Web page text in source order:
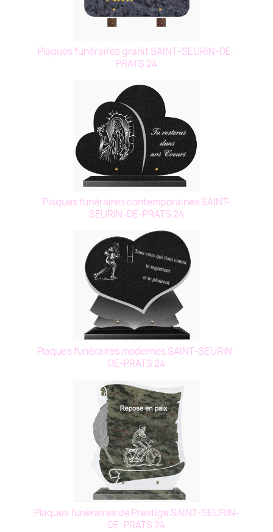
Plaques funéraires granit SAINT-SEURIN-DE-
PRATS 24
Plaques funéraires contemporaines SAINT-
SEURIN-DE-PRATS 24
Plaques funéraires modernes SAINT-SEURIN-
DE-PRATS 24
Plaques funéraires de Prestige SAINT-SEURIN-
DE-PRATS 24